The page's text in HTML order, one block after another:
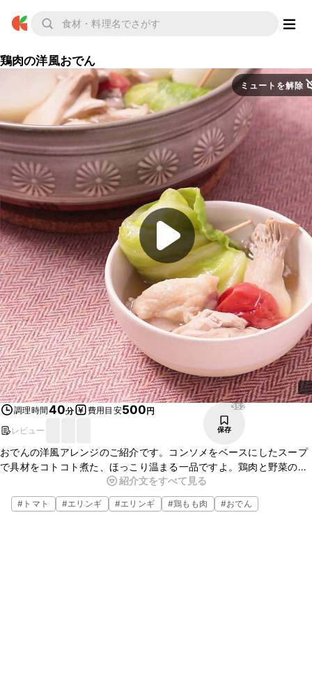
鶏肉の洋風おでん
ミュートを解除
調理時間40分 費用目安500円
レビュー
352
保存
おでんの洋風アレンジのご紹介です。コンソメをベースにしたスープ
で具材をコトコト煮た、ほっこり温まる一品ですよ。鶏肉と野菜の旨
味が染みたおでんは、あっさりとした味で食べやすいので、食欲がな
い時などにもオススメです。お好みの具材でアレンジも自由ですよ。
紹介文をすべて見る
# トマト #エリンギ #エリンギ #鶏もも肉 #おでん